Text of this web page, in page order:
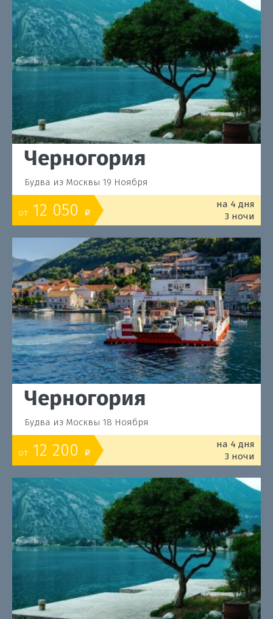
Черногория
Будва из Москвы 19 Ноября
от 12 050 o
на 4 дня
3 ночи
Черногория
Будва из Москвы 18 Ноября
от 12 200 o
на 4 дня
3 ночи